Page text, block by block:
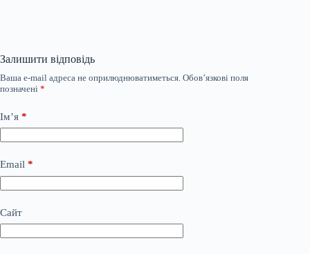
Залишити відповідь
Ваша e-mail адреса не оприлюднюватиметься. Обов’язкові поля
позначені *
Ім’я *
Email *
Сайт